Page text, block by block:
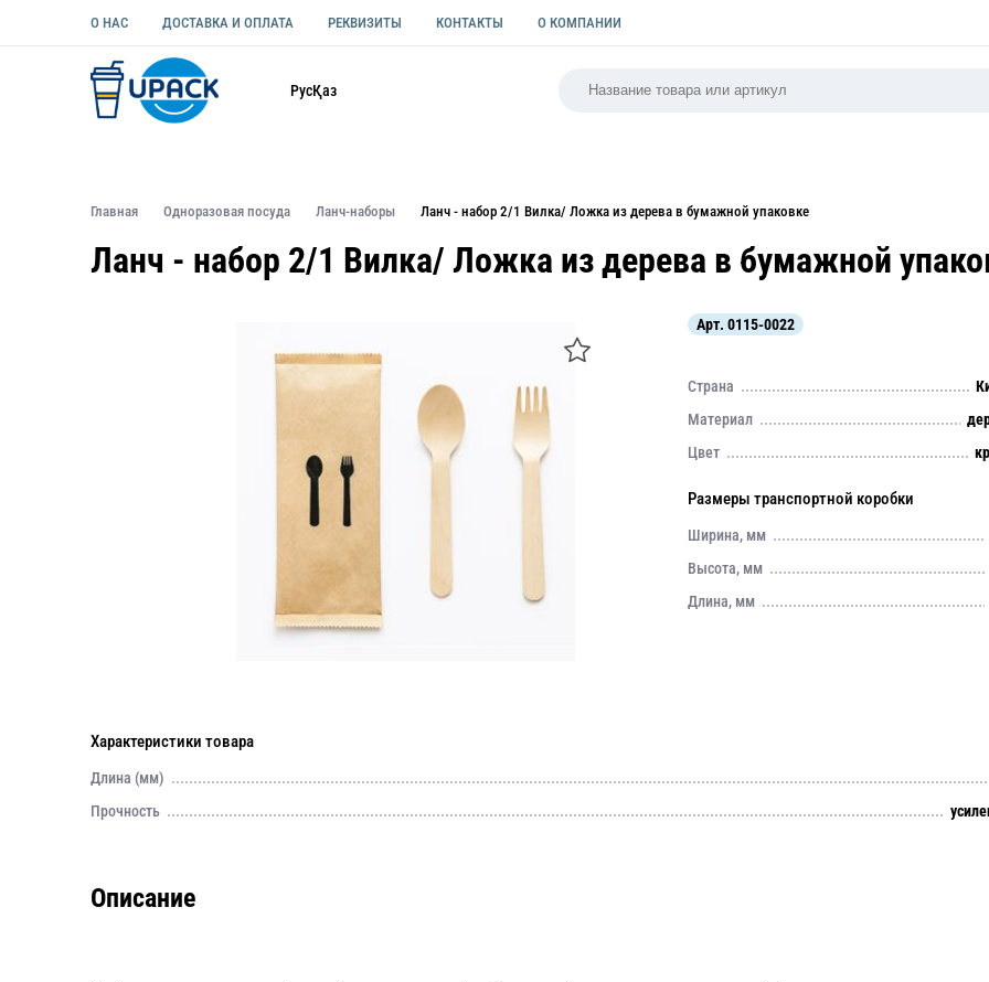
О НАС ДОСТАВКА И ОПЛАТА РЕКВИЗИТЫ КОНТАКТЫ О КОМПАНИИ
РусҚаз
Главная Одноразовая посуда Ланч-наборы Ланч - набор 2/1 Вилка/ Ложка из дерева в бумажной упаковке
Ланч - набор 2/1 Вилка/ Ложка из дерева в бумажной
Арт. 0115-0022
Страна
Материал
Цвет
Размеры транспортной коробки
Ширина, мм
Высота, мм
Длина, мм
Характеристики товара
Длина (мм)
Прочность
Описание